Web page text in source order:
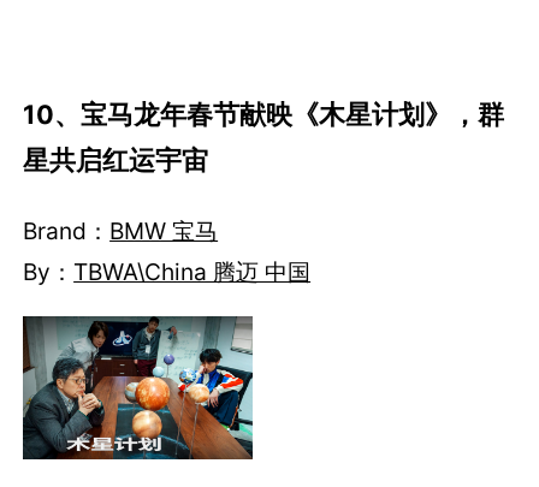
10、宝马龙年春节献映《木星计划》，群
星共启红运宇宙
Brand： BMW 宝马
By： TBWA\China 腾迈 中国